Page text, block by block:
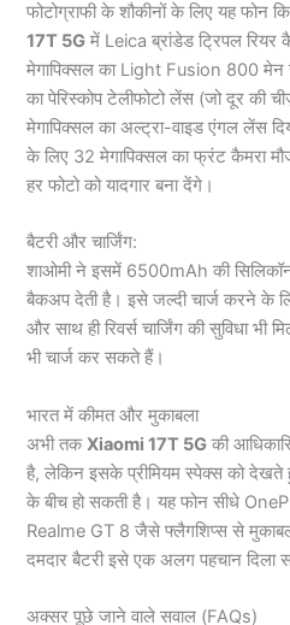
फोटोग्राफी के शौकीनों के लिए यह फोन
17T 5G में Leica ब्रांडेड ट्रिपल
मेगापिक्सल का Light Fusion 800
का पेरिस्कोप टेलीफोटो लेंस (जो दूर की
मेगापिक्सल का अल्ट्रा-वाइड एंगल लेंस
के लिए 32 मेगापिक्सल का फ्रंट कैमरा
हर फोटो को यादगार बना देंगे।
बैटरी और चार्जिंग:
शाओमी ने इसमें 6500mAh की सिलिकॉन
बैकअप देती है। इसे जल्दी चार्ज करने के
और साथ ही रिवर्स चार्जिंग की सुविधा
भी चार्ज कर सकते हैं।
भारत में कीमत और मुकाबला
अभी तकXiaomi 17T 5G की
है, लेकिन इसके प्रीमियम स्पेक्स को
के बीच हो सकती है। यह फोन सीधे
Realme GT 8 जैसे फ्लैगशिप्स से
दमदार बैटरी इसे एक अलग पहचान दिला
अक्सर पूछे जाने वाले सवाल (FAQs)